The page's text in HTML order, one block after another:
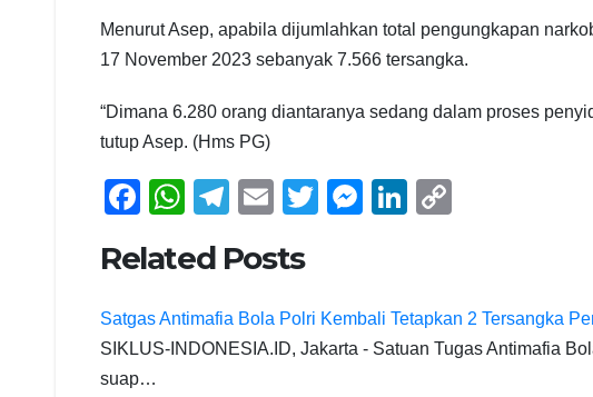
Menurut Asep, apabila dijumlahkan total pengungkapan
17 November 2023 sebanyak 7.566 tersangka.
“Dimana 6.280 orang diantaranya sedang dalam proses
tutup Asep. (Hms PG)
F
c
e
b
o
W
at
s
A
T
e
gr
a
E
ail
T
er
M
e
n
Li
e
dI
y
Li
Related Posts
Satgas Antimafia Bola Polri Kembali Tetapkan 2 Tersangka
SIKLUS-INDONESIA.ID, Jakarta - Satuan Tugas Antimafia
suap…